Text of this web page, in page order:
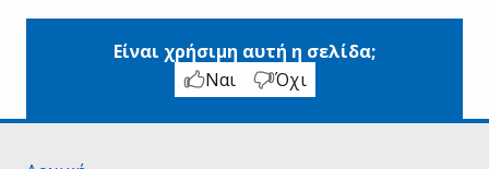
Είναι χρήσιμη αυτή η σελίδα;
Ναι
Όχι